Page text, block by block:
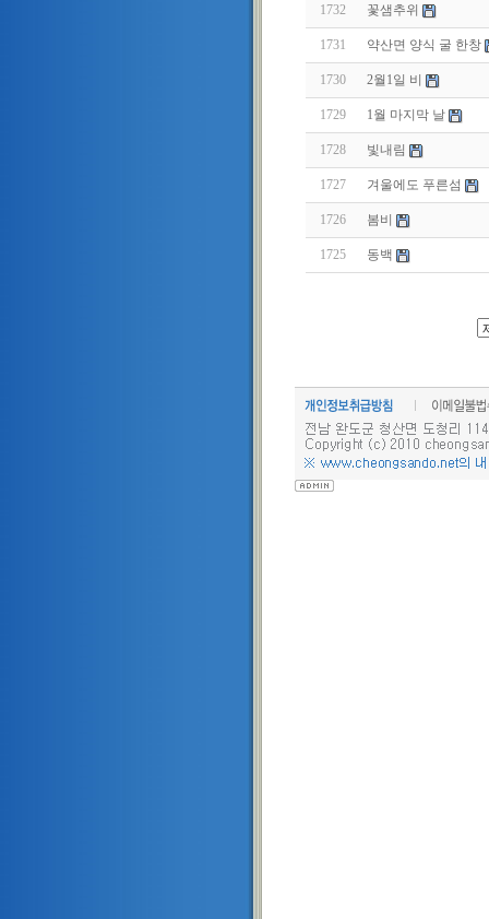
1732 꽃샘추위
1731 약산면 양식 굴 한창
1730 2월1일 비
1729 1월 마지막 날
1728 빛내림
1727 겨울에도 푸른섬
1726 봄비
1725 동백